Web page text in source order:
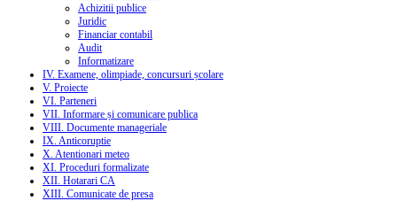
Achizitii publice
Juridic
Financiar contabil
Audit
Informatizare
IV. Examene, olimpiade, concursuri școlare
V. Proiecte
VI. Parteneri
VII. Informare și comunicare publica
VIII. Documente manageriale
IX. Anticoruptie
X. Atentionari meteo
XI. Proceduri formalizate
XII. Hotarari CA
XIII. Comunicate de presa